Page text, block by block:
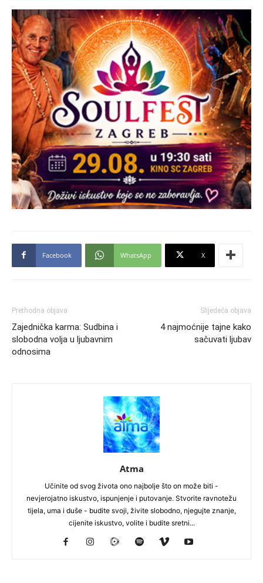
Facebook WhatsApp X
Prethodna objava
Zajednička karma: Sudbina i
slobodna volja u ljubavnim
odnosima
Slijedeća objava
4 najmoćnije tajne kako
sačuvati ljubav
Atma
Učinite od svog života ono najbolje što on može biti -
nevjerojatno iskustvo, ispunjenje i putovanje. Stvorite ravnotežu
tijela, uma i duše - budite svoji, živite slobodno, njegujte znanje,
cijenite iskustvo, volite i budite sretni...